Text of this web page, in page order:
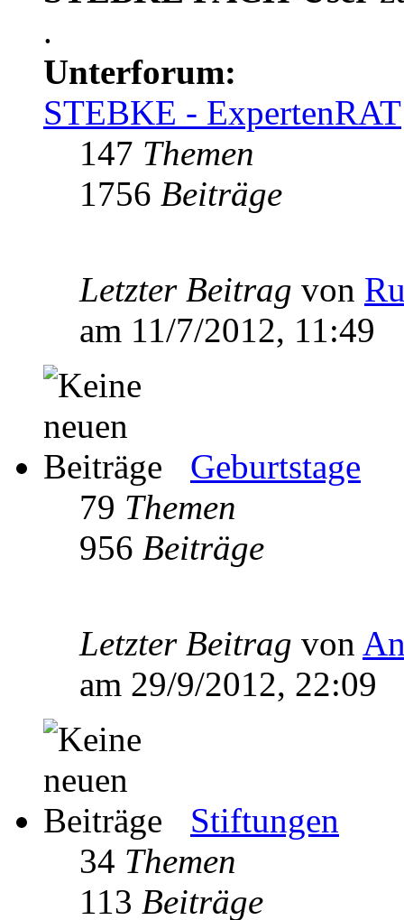
.
Unterforum:
STEBKE - ExpertenRAT
147 Themen
1756 Beiträge
Letzter Beitrag von
am 11/7/2012, 11:49
Geburtstage
79 Themen
956 Beiträge
Letzter Beitrag von
am 29/9/2012, 22:09
Stiftungen
34 Themen
113 Beiträge